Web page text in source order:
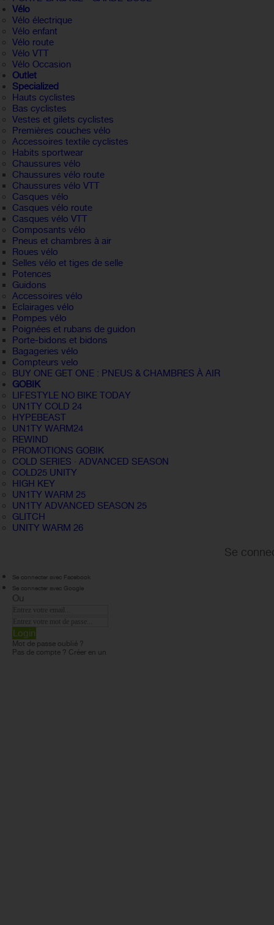
Vélo
Vélo électrique
Vélo enfant
Vélo route
Vélo VTT
Vélo Occasion
Outlet
Specialized
Hauts cyclistes
Bas cyclistes
Vestes et gilets cyclistes
Premières couches vélo
Accessoires textile cyclistes
Habits sportwear
Chaussures vélo
Chaussures vélo route
Chaussures vélo VTT
Casques vélo
Casques vélo route
Casques vélo VTT
Composants vélo
Pneus et chambres à air
Roues vélo
Selles vélo et tiges de selle
Potences
Guidons
Accessoires vélo
Eclairages vélo
Pompes vélo
Poignées et rubans de guidon
Porte-bidons et bidons
Bagageries vélo
Compteurs velo
BUY ONE GET ONE : PNEUS & CHAMBRES À AIR
GOBIK
LIFESTYLE NO BIKE TODAY
UN1TY COLD 24
HYPEBEAST
UN1TY WARM24
REWIND
PROMOTIONS GOBIK
COLD SERIES · ADVANCED SEASON
COLD25 UNITY
HIGH KEY
UN1TY WARM 25
UN1TY ADVANCED SEASON 25
GLITCH
UNITY WARM 26
Se
Se connecter avec Facebook
Se connecter avec Google
Ou
Login
Mot de passe oublié ?
Pas de compte ? Créer en un